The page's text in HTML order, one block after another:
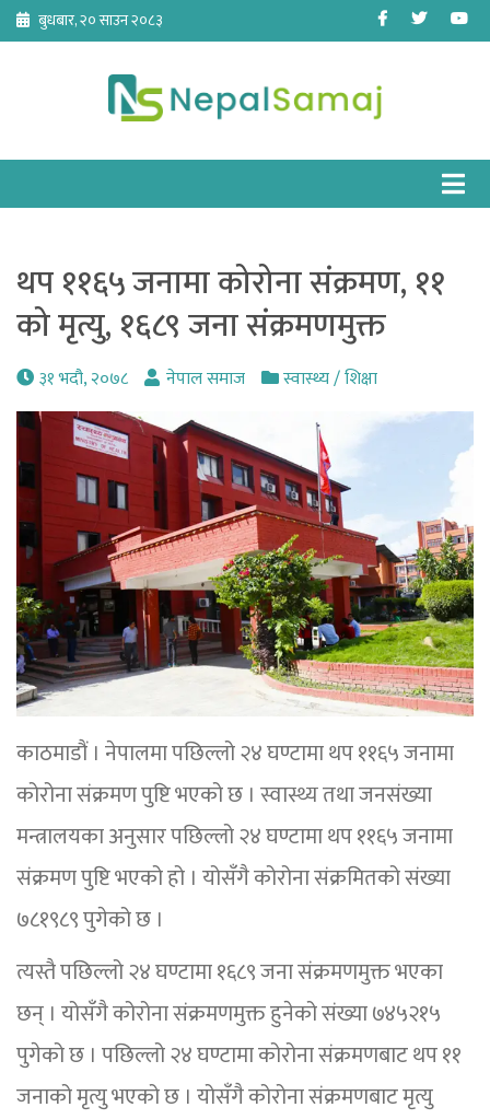
Skip
content
बुधबार, २० साउन २०८३ Facebook
Twitter
थप ११६५ जनामा कोरोना संक्रमण, ११
को मृत्यु, १६८९ जना संक्रमणमुक्त
३१ भदौ, २०७८ नेपाल समाज स्वास्थ्य / शिक्षा
काठमाडौं । नेपालमा पछिल्लो २४ घण्टामा थप ११६५ जनामा
कोरोना संक्रमण पुष्टि भएको छ । स्वास्थ्य तथा जनसंख्या
मन्त्रालयका अनुसार पछिल्लो २४ घण्टामा थप ११६५ जनामा
संक्रमण पुष्टि भएको हो । योसँगै कोरोना संक्रमितको संख्या
७८१९८९ पुगेको छ ।
त्यस्तै पछिल्लो २४ घण्टामा १६८९ जना संक्रमणमुक्त भएका
छन् । योसँगै कोरोना संक्रमणमुक्त हुनेको संख्या ७४५२१५
पुगेको छ । पछिल्लो २४ घण्टामा कोरोना संक्रमणबाट थप ११
जनाको मृत्यु भएको छ । योसँगै कोरोना संक्रमणबाट मृत्यु